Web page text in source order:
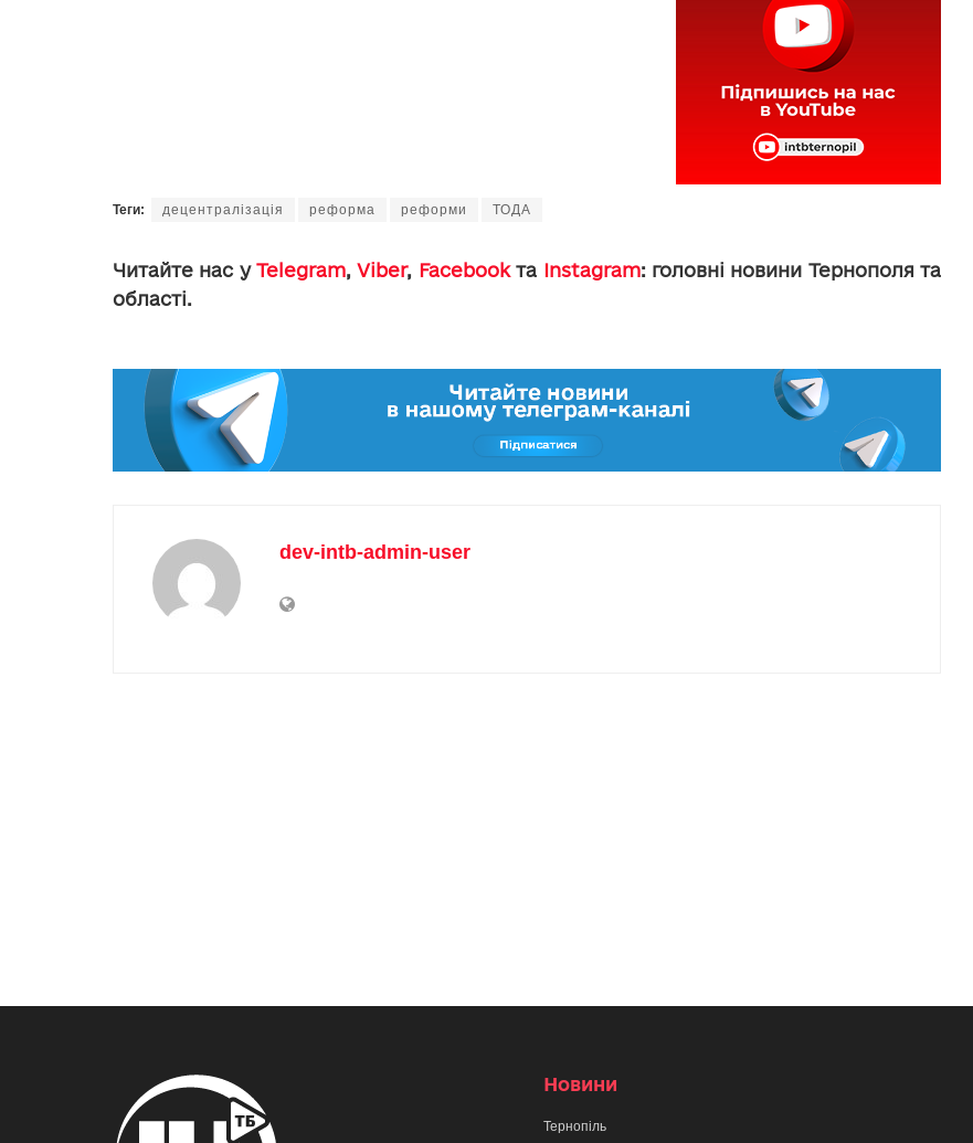
Теги: децентралізація реформа реформи ТОДА
Читайте нас уTelegram,Viber, Facebookта Instagram: головні новини Тернополя та
області.
dev-intb-admin-user
Новини
Тернопіль